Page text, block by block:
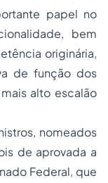
papel no
bem
originária,
de função dos
alto escalão
nomeados
de aprovada a
Federal, que